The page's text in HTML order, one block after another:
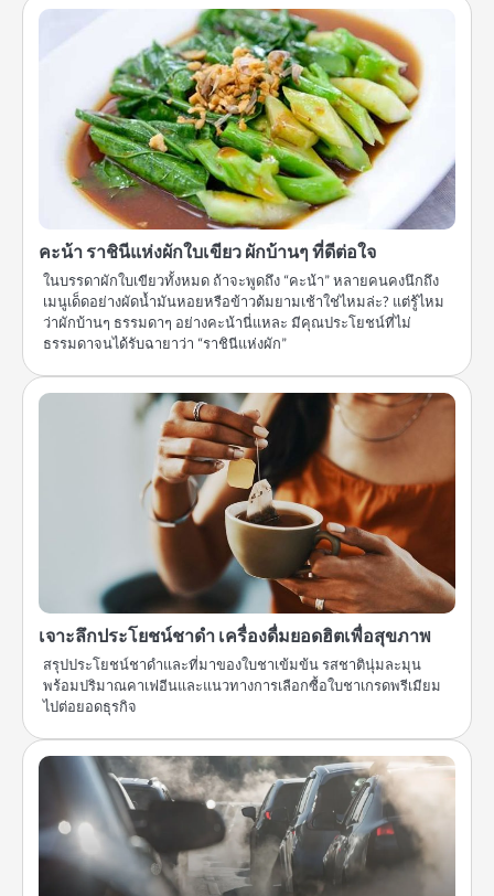
คะน้า ราชินีแห่งผักใบเขียว ผักบ้านๆ ที่ดีต่อใจ
ในบรรดาผักใบเขียวทั้งหมด ถ้าจะพูดถึง “คะน้า” หลายคนคงนึกถึง
เมนูเด็ดอย่างผัดน้ำมันหอยหรือข้าวต้มยามเช้าใช่ไหมล่ะ? แต่รู้ไหม
ว่าผักบ้านๆ ธรรมดาๆ อย่างคะน้านี่แหละ มีคุณประโยชน์ที่ไม่
ธรรมดาจนได้รับฉายาว่า “ราชินีแห่งผัก”
เจาะลึกประโยชน์ชาดำ เครื่องดื่มยอดฮิตเพื่อสุขภาพ
สรุปประโยชน์ชาดำและที่มาของใบชาเข้มข้น รสชาตินุ่มละมุน
พร้อมปริมาณคาเฟอีนและแนวทางการเลือกซื้อใบชาเกรดพรีเมียม
ไปต่อยอดธุรกิจ